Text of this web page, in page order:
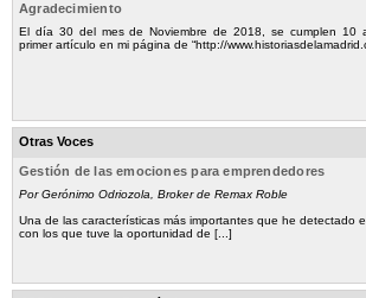
Agradecimiento
El día 30 del mes de Noviembre de 2018, se cumplen 10
primer artículo en mi página de “http://
Otras Voces
Gestión de las emociones para emprendedores
Por Gerónimo Odriozola, Broker de Remax Roble
Una de las características más importantes que he detectado
con los que tuve la oportunidad de [...]